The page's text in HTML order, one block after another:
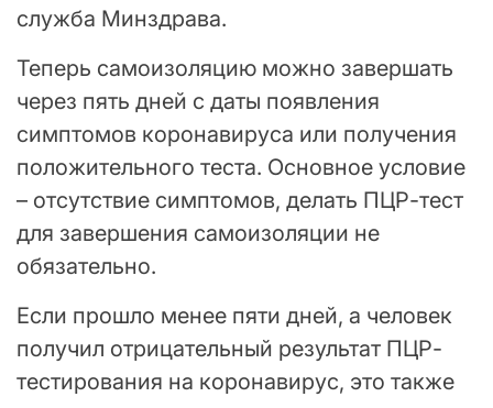
служба Минздрава.
Теперь самоизоляцию можно завершать
через пять дней с даты появления
симптомов коронавируса или получения
положительного теста. Основное условие
– отсутствие симптомов, делать ПЦР-тест
для завершения самоизоляции не
обязательно.
Если прошло менее пяти дней, а человек
получил отрицательный результат ПЦР-
тестирования на коронавирус, это также